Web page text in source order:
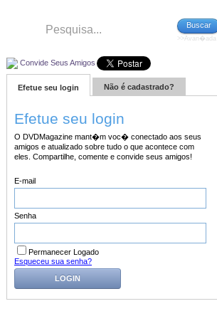
Buscar
>>Avan�ada
Convide Seus Amigos
Efetue seu login Não é cadastrado?
Efetue seu login
O DVDMagazine mant�m voc� conectado aos seus
amigos e atualizado sobre tudo o que acontece com
eles. Compartilhe, comente e convide seus amigos!
E-mail
Senha
Permanecer Logado
Esqueceu sua senha?
LOGIN